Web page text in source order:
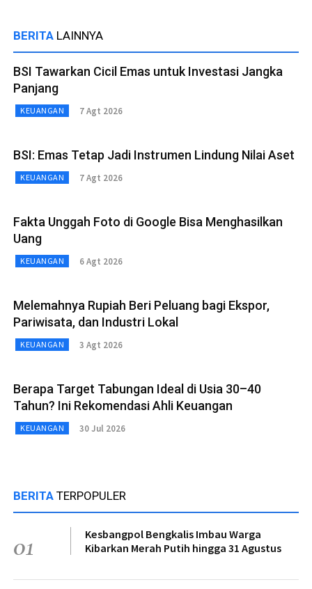
BERITA LAINNYA
BSI Tawarkan Cicil Emas untuk Investasi Jangka
Panjang
KEUANGAN 7 Agt 2026
BSI: Emas Tetap Jadi Instrumen Lindung Nilai Aset
KEUANGAN 7 Agt 2026
Fakta Unggah Foto di Google Bisa Menghasilkan
Uang
KEUANGAN 6 Agt 2026
Melemahnya Rupiah Beri Peluang bagi Ekspor,
Pariwisata, dan Industri Lokal
KEUANGAN 3 Agt 2026
Berapa Target Tabungan Ideal di Usia 30–40
Tahun? Ini Rekomendasi Ahli Keuangan
KEUANGAN 30 Jul 2026
BERITA TERPOPULER
01
Kesbangpol Bengkalis Imbau Warga
Kibarkan Merah Putih hingga 31 Agustus